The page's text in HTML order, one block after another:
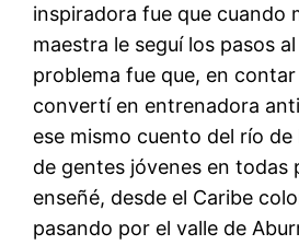
inspiradora fue que cuando
maestra le seguí los pasos
problema fue que, en
convertí en entrenadora
ese mismo cuento del río
de gentes jóvenes en todas
enseñé, desde el Caribe
pasando por el valle de